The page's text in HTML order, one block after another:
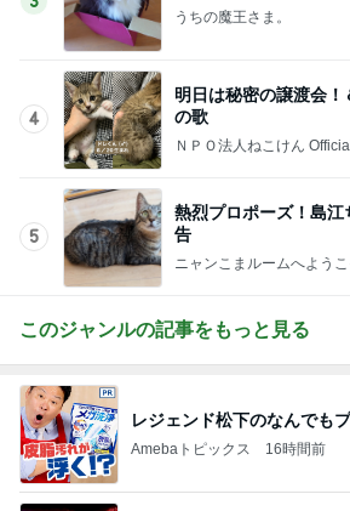
ＮＰＯ法人ねこけん
5
熱烈プロポーズ！島
告
ニャンこまルームへよう
このジャンルの記事をもっと見る
Amebaトピックス 16時間前
迫力に圧倒された2年ぶりの
Amebaトピックス 1日前